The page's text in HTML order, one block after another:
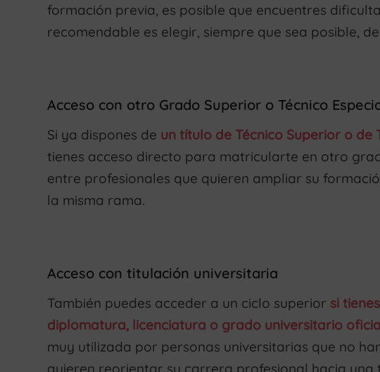
formación previa, es posible que encuentres
recomendable es elegir, siempre que sea posible,
Acceso con otro Grado Superior o Técnico
Si ya dispones de un título de Técnico Superior o de
tienes acceso directo para matricularte en otro
entre profesionales que quieren ampliar su
la misma rama.
Acceso con titulación universitaria
También puedes acceder a un ciclo superior si
diplomatura, licenciatura o grado universitario
muy utilizada por personas universitarias que no